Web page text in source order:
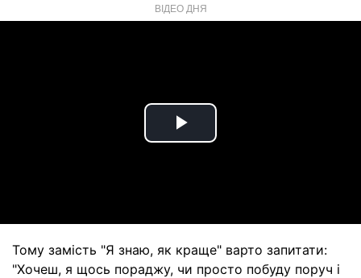
ВІДЕО ДНЯ
Play
Тому замість "Я знаю, як краще" варто запитати:
"Хочеш, я щось пораджу, чи просто побуду поруч і